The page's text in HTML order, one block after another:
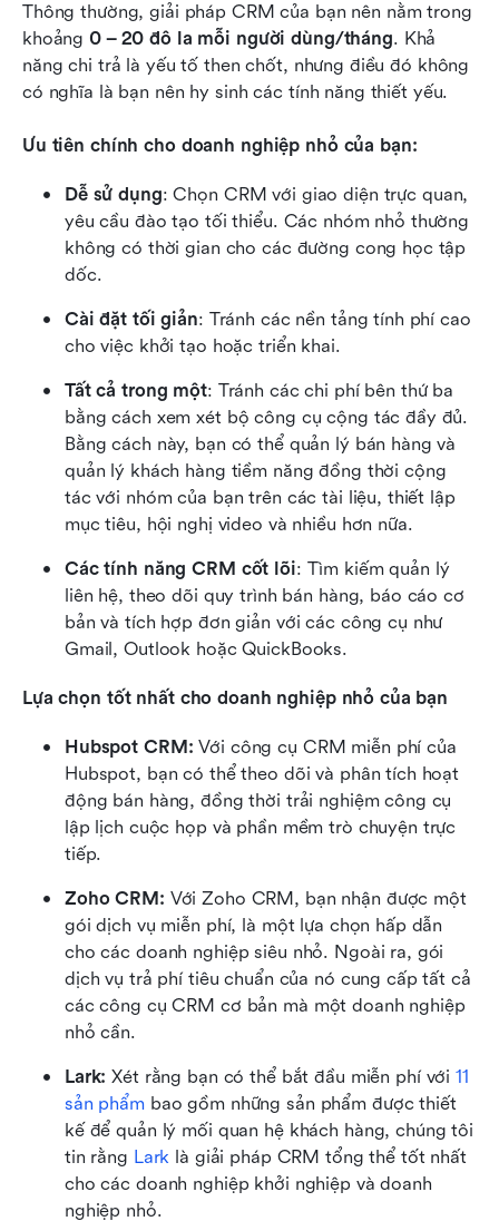
Thông thường, giải pháp CRM của bạn nên nằm trong
khoảng 0 – 20 đô la mỗi người dùng/tháng. Khả
năng chi trả là yếu tố then chốt, nhưng điều đó không
có nghĩa là bạn nên hy sinh các tính năng thiết yếu.
Ưu tiên chính cho doanh nghiệp nhỏ của bạn:
Dễ sử dụng: Chọn CRM với giao diện trực quan,
yêu cầu đào tạo tối thiểu. Các nhóm nhỏ thường
không có thời gian cho các đường cong học tập
dốc.
Cài đặt tối giản: Tránh các nền tảng tính phí cao
cho việc khởi tạo hoặc triển khai.
Tất cả trong một: Tránh các chi phí bên thứ ba
bằng cách xem xét bộ công cụ cộng tác đầy đủ.
Bằng cách này, bạn có thể quản lý bán hàng và
quản lý khách hàng tiềm năng đồng thời cộng
tác với nhóm của bạn trên các tài liệu, thiết lập
mục tiêu, hội nghị video và nhiều hơn nữa.
Các tính năng CRM cốt lõi: Tìm kiếm quản lý
liên hệ, theo dõi quy trình bán hàng, báo cáo cơ
bản và tích hợp đơn giản với các công cụ như
Gmail, Outlook hoặc QuickBooks.
Lựa chọn tốt nhất cho doanh nghiệp nhỏ của bạn
Hubspot CRM: Với công cụ CRM miễn phí của
Hubspot, bạn có thể theo dõi và phân tích hoạt
động bán hàng, đồng thời trải nghiệm công cụ
lập lịch cuộc họp và phần mềm trò chuyện trực
tiếp.
Zoho CRM: Với Zoho CRM, bạn nhận được một
gói dịch vụ miễn phí, là một lựa chọn hấp dẫn
cho các doanh nghiệp siêu nhỏ. Ngoài ra, gói
dịch vụ trả phí tiêu chuẩn của nó cung cấp tất cả
các công cụ CRM cơ bản mà một doanh nghiệp
nhỏ cần.
Lark: Xét rằng bạn có thể bắt đầu miễn phí với 11
sản phẩm bao gồm những sản phẩm được thiết
kế để quản lý mối quan hệ khách hàng, chúng tôi
tin rằng Lark là giải pháp CRM tổng thể tốt nhất
cho các doanh nghiệp khởi nghiệp và doanh
nghiệp nhỏ.